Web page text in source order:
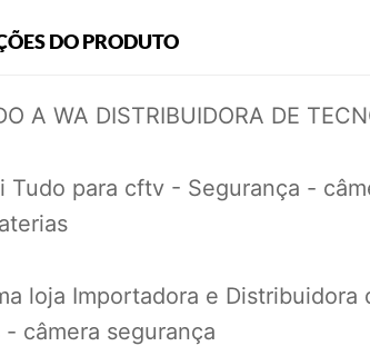
DO PRODUTO
A WA DISTRIBUIDORA DE
Tudo para cftv - Segurança -
loja Importadora e
câmera segurança